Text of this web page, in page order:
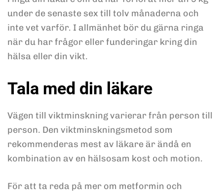
under de senaste sex till tolv månaderna och
inte vet varför. I allmänhet bör du gärna ringa
när du har frågor eller funderingar kring din
hälsa eller din vikt.
Tala med din läkare
Vägen till viktminskning varierar från person till
person. Den viktminskningsmetod som
rekommenderas mest av läkare är ändå en
kombination av en hälsosam kost och motion.
För att ta reda på mer om metformin och